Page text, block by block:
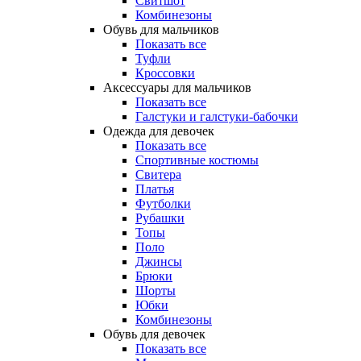
Комбинезоны
Обувь для мальчиков
Показать все
Туфли
Кроссовки
Аксессуары для мальчиков
Показать все
Галстуки и галстуки-бабочки
Одежда для девочек
Показать все
Спортивные костюмы
Свитера
Платья
Футболки
Рубашки
Топы
Поло
Джинсы
Брюки
Шорты
Юбки
Комбинезоны
Обувь для девочек
Показать все